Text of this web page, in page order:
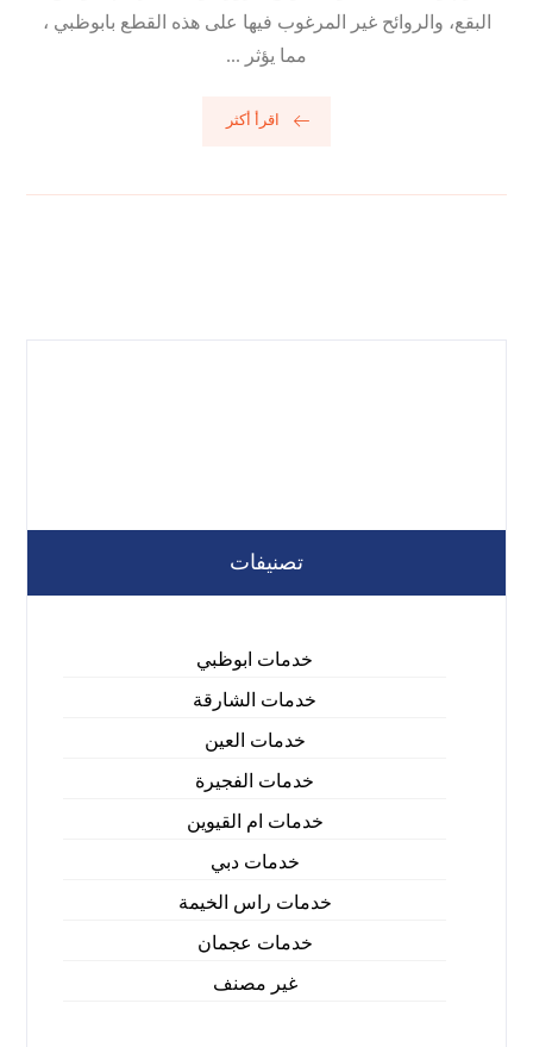
البقع، والروائح غير المرغوب فيها على هذه القطع بابوظبي ،
مما يؤثر ...
اقرأ أكثر
تصنيفات
خدمات ابوظبي
خدمات الشارقة
خدمات العين
خدمات الفجيرة
خدمات ام القيوين
خدمات دبي
خدمات راس الخيمة
خدمات عجمان
غير مصنف